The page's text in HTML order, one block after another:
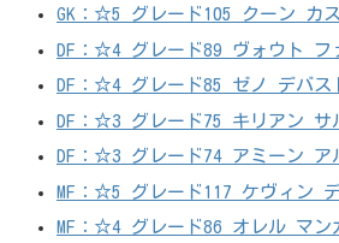
GK：☆5 グレード105 クーン カ
DF：☆4 グレード89 ヴォウト フ
DF：☆4 グレード85 ゼノ デバス
DF：☆3 グレード75 キリアン サ
DF：☆3 グレード74 アミーン ア
MF：☆5 グレード117 ケヴィン
MF：☆4 グレード86 オレル マン